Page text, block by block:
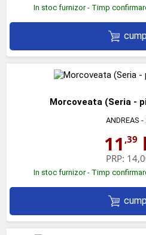
In stoc furnizor - Timp
Morcoveata (Seria -
ANDREAS -
11 ,39
PRP:
In stoc furnizor - Timp